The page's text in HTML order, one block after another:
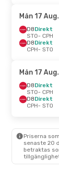
Mån 17 Aug.
D8Direkt
STO- CPH
D8Direkt
CPH- STO
Mån 17 Aug.
D8Direkt
STO- CPH
D8Direkt
CPH- STO
Priserna
senaste 20
betraktas